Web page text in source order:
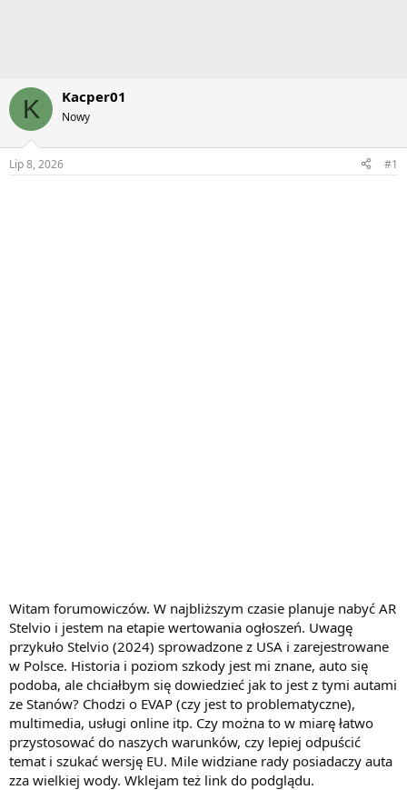
K Kacper01
Nowy
Lip 8, 2026 #1
Witam forumowiczów. W najbliższym czasie planuje nabyć AR
Stelvio i jestem na etapie wertowania ogłoszeń. Uwagę
przykuło Stelvio (2024) sprowadzone z USA i zarejestrowane
w Polsce. Historia i poziom szkody jest mi znane, auto się
podoba, ale chciałbym się dowiedzieć jak to jest z tymi autami
ze Stanów? Chodzi o EVAP (czy jest to problematyczne),
multimedia, usługi online itp. Czy można to w miarę łatwo
przystosować do naszych warunków, czy lepiej odpuścić
temat i szukać wersję EU. Mile widziane rady posiadaczy auta
zza wielkiej wody. Wklejam też link do podglądu.